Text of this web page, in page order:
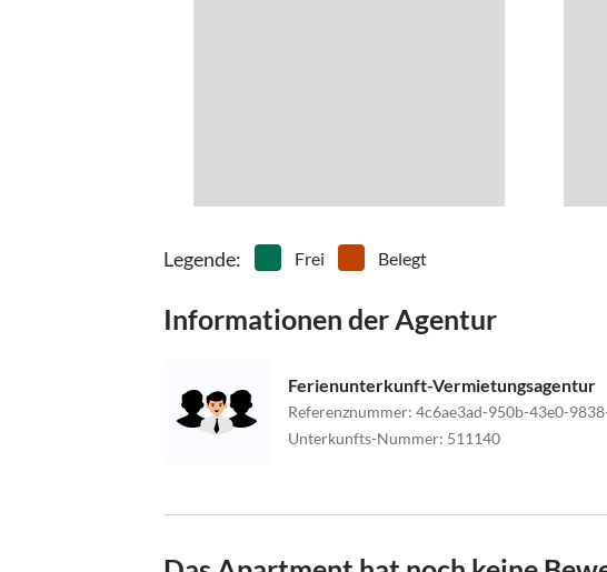
Legende: Frei Belegt
Informationen der Agentur
Ferienunterkunft-Vermietungsagentur
Referenznummer: 4c6ae3ad-950b-43e0-
Unterkunfts-Nummer: 511140